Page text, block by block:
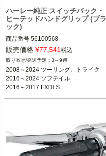
ハーレー純正 スイッチバック・
ヒーテッドハンドグリップ (ブラ
ック)
商品番号 56100568
販売価格 ¥77,541税込
3～9週
2008～2024 ツーリング、トライク
2016～2024 ソフテイル
2016～2017 FXDLS